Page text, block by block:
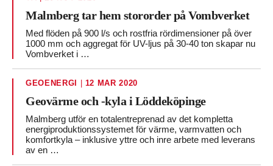
Malmberg tar hem stororder på Vombverket
Med flöden på 900 l/s och rostfria rördimensioner på över
1000 mm och aggregat för UV-ljus på 30-40 ton skapar nu
Vombverket i …
GEOENERGI 12 MAR 2020
Geovärme och -kyla i Löddeköpinge
Malmberg utför en totalentreprenad av det kompletta
energiproduktionssystemet för värme, varmvatten och
komfortkyla – inklusive yttre och inre arbete med leverans
av en …